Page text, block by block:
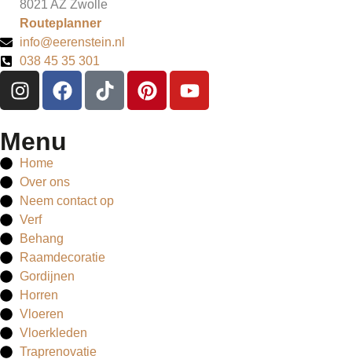
8021 AZ Zwolle
Routeplanner
info@eerenstein.nl
038 45 35 301
Menu
Home
Over ons
Neem contact op
Verf
Behang
Raamdecoratie
Gordijnen
Horren
Vloeren
Vloerkleden
Traprenovatie